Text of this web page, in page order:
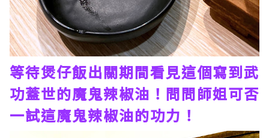
等待煲仔飯出關期間看見這個寫到武
功蓋世的魔鬼辣椒油！問問師姐可否
一試這魔鬼辣椒油的功力！